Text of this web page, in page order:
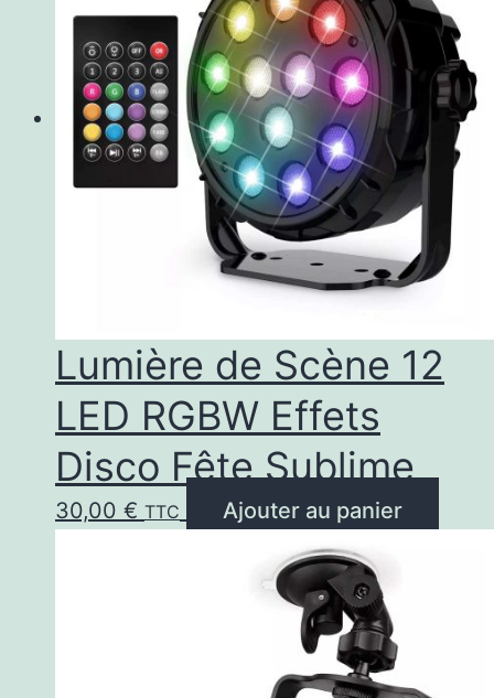
Lumière de Scène 12
LED RGBW Effets
Disco Fête Sublime
30,00 € TTC Ajouter au panier